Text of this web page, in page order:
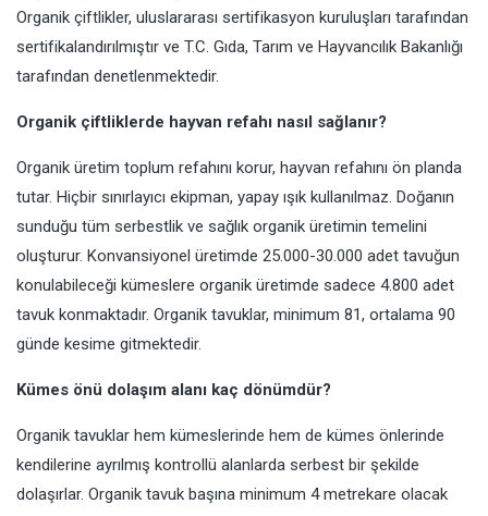
Organik çiftlikler, uluslararası sertifikasyon kuruluşları tarafından
sertifikalandırılmıştır ve T.C. Gıda, Tarım ve Hayvancılık Bakanlığı
tarafından denetlenmektedir.
Organik çiftliklerde hayvan refahı nasıl sağlanır?
Organik üretim toplum refahını korur, hayvan refahını ön planda
tutar. Hiçbir sınırlayıcı ekipman, yapay ışık kullanılmaz. Doğanın
sunduğu tüm serbestlik ve sağlık organik üretimin temelini
oluşturur. Konvansiyonel üretimde 25.000-30.000 adet tavuğun
konulabileceği kümeslere organik üretimde sadece 4.800 adet
tavuk konmaktadır. Organik tavuklar, minimum 81, ortalama 90
günde kesime gitmektedir.
Kümes önü dolaşım alanı kaç dönümdür?
Organik tavuklar hem kümeslerinde hem de kümes önlerinde
kendilerine ayrılmış kontrollü alanlarda serbest bir şekilde
dolaşırlar. Organik tavuk başına minimum 4 metrekare olacak